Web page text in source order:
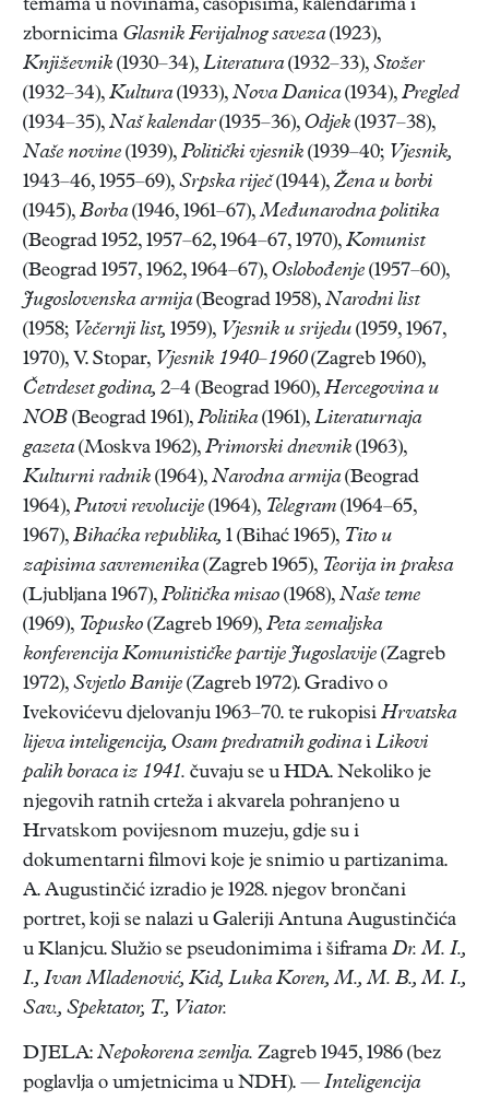
temama u novinama, časopisima, kalendarima i
zbornicima Glasnik Ferijalnog saveza(1923),
Književnik (1930–34), Literatura(1932–33), Stožer
(1932–34), Kultura(1933), Nova Danica(1934), Pregled
(1934–35), Naš kalendar(1935–36), Odjek (1937–38),
Naše novine (1939), Politički vjesnik (1939–40; Vjesnik,
1943–46, 1955–69), Srpska riječ(1944), Žena u borbi
(1945), Borba(1946, 1961–67),Međunarodna politika
(Beograd 1952, 1957–62, 1964–67, 1970), Komunist
(Beograd 1957, 1962, 1964–67), Oslobođenje (1957–60),
Jugoslovenska armija(Beograd 1958), Narodni list
(1958; Večernji list, 1959), Vjesnik u srijedu (1959, 1967,
1970), V. Stopar, Vjesnik 1940–1960(Zagreb 1960),
Četrdeset godina, 2–4 (Beograd 1960), Hercegovina u
NOB (Beograd 1961), Politika(1961), Literaturnaja
gazeta(Moskva 1962), Primorski dnevnik (1963),
Kulturni radnik (1964), Narodna armija(Beograd
1964), Putovi revolucije (1964), Telegram (1964–65,
1967), Bihaćka republika, 1 (Bihać 1965), Tito u
zapisima savremenika(Zagreb 1965), Teorija in praksa
(Ljubljana 1967), Politička misao (1968), Naše teme
(1969), Topusko (Zagreb 1969), Peta zemaljska
konferencija Komunističke partije Jugoslavije (Zagreb
1972), Svjetlo Banije (Zagreb 1972). Gradivo o
Ivekovićevu djelovanju 1963–70. te rukopisi Hrvatska
lijeva inteligencija, Osam predratnih godinai Likovi
palih boraca iz 1941. čuvaju se u HDA. Nekoliko je
njegovih ratnih crteža i akvarela pohranjeno u
Hrvatskom povijesnom muzeju, gdje su i
dokumentarni filmovi koje je snimio u partizanima.
A. Augustinčić izradio je 1928. njegov brončani
portret, koji se nalazi u Galeriji Antuna Augustinčića
u Klanjcu. Služio se pseudonimima i šiframa Dr. M. I.,
I., Ivan Mladenović, Kid, Luka Koren, M., M. B., M. I.,
Sav., Spektator, T., Viator.
DJELA: Nepokorena zemlja. Zagreb 1945, 1986 (bez
poglavlja o umjetnicima u NDH). — Inteligencija